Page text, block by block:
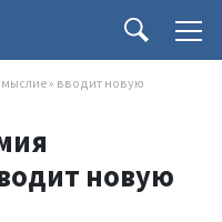
вводит новую
новую